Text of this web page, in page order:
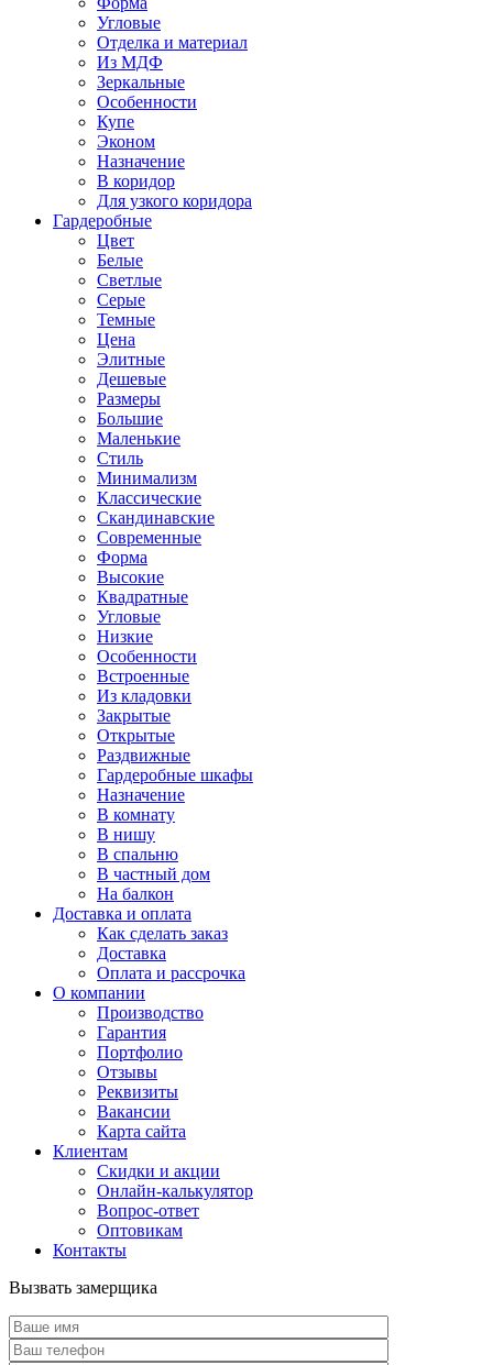
Угловые
Отделка и материал
Из МДФ
Зеркальные
Особенности
Купе
Эконом
Назначение
В коридор
Для узкого коридора
Гардеробные
Цвет
Белые
Светлые
Серые
Темные
Цена
Элитные
Дешевые
Размеры
Большие
Маленькие
Стиль
Минимализм
Классические
Скандинавские
Современные
Форма
Высокие
Квадратные
Угловые
Низкие
Особенности
Встроенные
Из кладовки
Закрытые
Открытые
Раздвижные
Гардеробные шкафы
Назначение
В комнату
В нишу
В спальню
В частный дом
На балкон
Доставка и оплата
Как сделать заказ
Доставка
Оплата и рассрочка
О компании
Производство
Гарантия
Портфолио
Отзывы
Реквизиты
Вакансии
Карта сайта
Клиентам
Скидки и акции
Онлайн-калькулятор
Вопрос-ответ
Оптовикам
Контакты
Вызвать замерщика